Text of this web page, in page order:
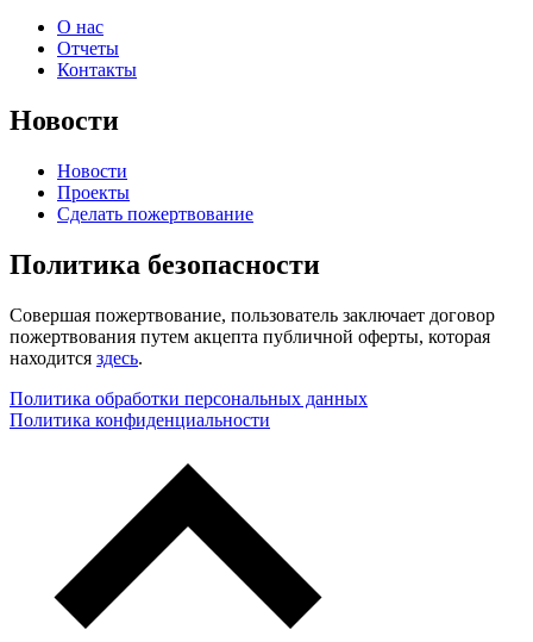
О нас
Отчеты
Контакты
Новости
Новости
Проекты
Сделать пожертвование
Политика безопасности
Совершая пожертвование, пользователь заключает договор
пожертвования путем акцепта публичной оферты, которая
находится здесь.
Политика обработки персональных данных
Политика конфиденциальности